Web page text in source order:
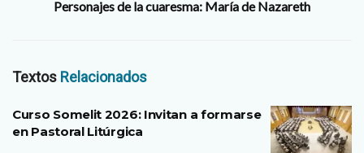
Personajes de la cuaresma: María de Nazareth
Textos Relacionados
Curso Somelit 2026: Invitan a formarse
en Pastoral Litúrgica